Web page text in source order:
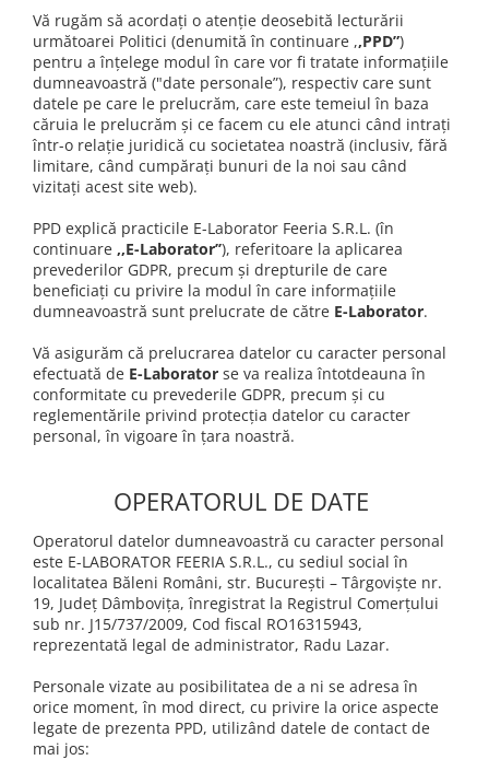
Mobilier pentru autolaborator
Vă rugăm să acordați o atenție deosebită lecturării
următoarei Politici (denumită în continuare ,,PPD”)
pentru a înțelege modul în care vor fi tratate informațiile
dumneavoastră ("date personale”), respectiv care sunt
datele pe care le prelucrăm, care este temeiul în baza
căruia le prelucrăm și ce facem cu ele atunci când intrați
într-o relație juridică cu societatea noastră (inclusiv, fără
limitare, când cumpărați bunuri de la noi sau când
vizitați acest site web).
PPD explică practicile E-Laborator Feeria S.R.L. (în
continuare ,,E-Laborator’’), referitoare la aplicarea
prevederilor GDPR, precum și drepturile de care
beneficiați cu privire la modul în care informațiile
dumneavoastră sunt prelucrate de către E-Laborator.
Vă asigurăm că prelucrarea datelor cu caracter personal
efectuată de E-Laborator se va realiza întotdeauna în
conformitate cu prevederile GDPR, precum și cu
reglementările privind protecția datelor cu caracter
personal, în vigoare în țara noastră.
OPERATORUL DE DATE
Operatorul datelor dumneavoastră cu caracter personal
este E-LABORATOR FEERIA S.R.L., cu sediul social în
localitatea Băleni Români, str. București – Târgoviște nr.
19, Județ Dâmbovița, înregistrat la Registrul Comerțului
sub nr. J15/737/2009, Cod fiscal RO16315943,
reprezentată legal de administrator, Radu Lazar.
Personale vizate au posibilitatea de a ni se adresa în
orice moment, în mod direct, cu privire la orice aspecte
legate de prezenta PPD, utilizând datele de contact de
mai jos: